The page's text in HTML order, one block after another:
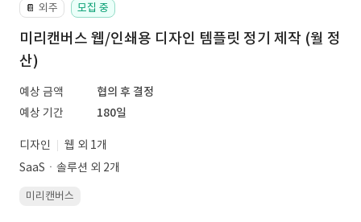
📔 외주 모집 중
미리캔버스 웹/인쇄용 디자인 템플릿 정기 제작 (월 정
산)
예상 금액
협의 후 결정
예상 기간
180일
디자인
웹 외 1개
SaaSㆍ솔루션 외 2개
미리캔버스